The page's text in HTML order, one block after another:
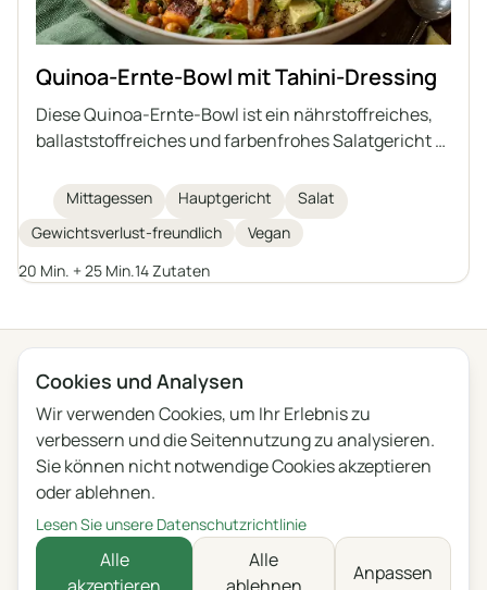
Quinoa-Ernte-Bowl mit Tahini-Dressing
Diese Quinoa-Ernte-Bowl ist ein nährstoffreiches,
ballaststoffreiches und farbenfrohes Salatgericht –
gerösteten Süßkartoffeln, Kichererbsen, frischer
Rucola, Avocado und gekeimten Kürbiskernen wird
sie mit einem hausgemachten Tahini-Dressing für
zusätzlichen Geschmack und Cremigkeit
eine sättigende, pflanzliche Mahlzeit suchen.
Mittagessen Hauptgericht
Salat
Gewichtsverlust-freundlich
Vegan
20 Min. + 25 Min.14 Zutaten
← Alle Kategorien
DatenschutzNutzungsbedingungen BlogFeedback
ÄnderungenCookie-Einstellungen
English
Polski
Deutsch
Italiano Español
Русский
Cookies und Analysen
Wir verwenden Cookies, um Ihr Erlebnis zu
verbessern und die Seitennutzung zu analysieren.
Sie können nicht notwendige Cookies akzeptieren
oder ablehnen.
Lesen Sie unsere Datenschutzrichtlinie
Alle
Alle
Anpassen